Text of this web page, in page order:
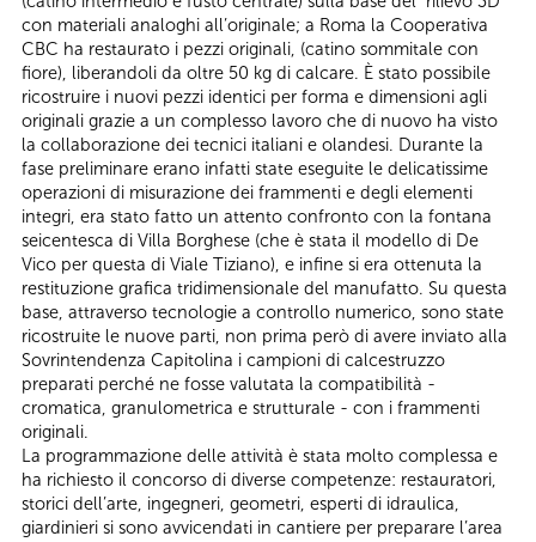
con materiali analoghi all’originale; a Roma la Cooperativa
CBC ha restaurato i pezzi originali, (catino sommitale con
fiore), liberandoli da oltre 50 kg di calcare. È stato possibile
ricostruire i nuovi pezzi identici per forma e dimensioni agli
originali grazie a un complesso lavoro che di nuovo ha visto
la collaborazione dei tecnici italiani e olandesi. Durante la
fase preliminare erano infatti state eseguite le delicatissime
operazioni di misurazione dei frammenti e degli elementi
integri, era stato fatto un attento confronto con la fontana
seicentesca di Villa Borghese (che è stata il modello di De
Vico per questa di Viale Tiziano), e infine si era ottenuta la
restituzione grafica tridimensionale del manufatto. Su questa
base, attraverso tecnologie a controllo numerico, sono state
ricostruite le nuove parti, non prima però di avere inviato alla
Sovrintendenza Capitolina i campioni di calcestruzzo
preparati perché ne fosse valutata la compatibilità -
cromatica, granulometrica e strutturale - con i frammenti
originali.
La programmazione delle attività è stata molto complessa e
ha richiesto il concorso di diverse competenze: restauratori,
storici dell’arte, ingegneri, geometri, esperti di idraulica,
giardinieri si sono avvicendati in cantiere per preparare l’area